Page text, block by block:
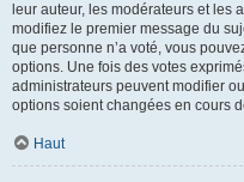
leur auteur, les modérateurs et les
modifiez le premier message du
que personne n’a voté, vous
options. Une fois des votes
administrateurs peuvent modifier
options soient changées en cours
Haut